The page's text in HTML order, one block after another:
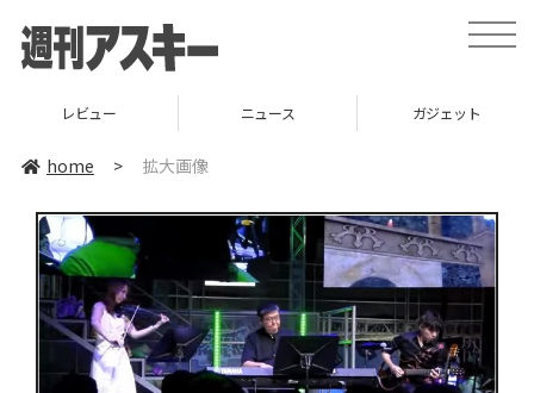
toggle
レビュー ニュース ガジェット
home > 拡大画像